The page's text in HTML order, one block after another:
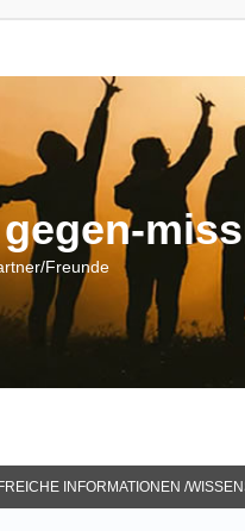
Freunde
INFORMATIONEN /